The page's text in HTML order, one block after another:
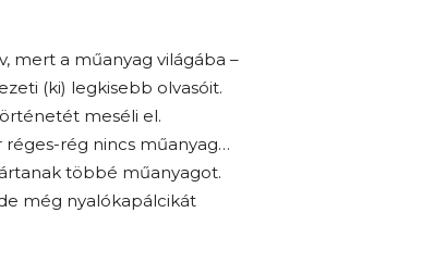
mert a műanyag világába –
(ki) legkisebb olvasóit.
meséli el.
réges-rég nincs műanyag…
többé műanyagot.
még nyalókapálcikát